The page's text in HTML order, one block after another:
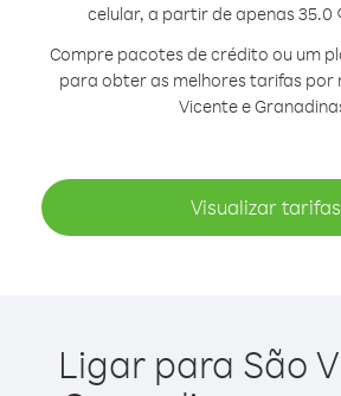
celular, a partir de apenas 35.0
Compre pacotes de crédito ou um
para obter as melhores tarifas por
Vicente e
Visualizar tarifas
Ligar para São